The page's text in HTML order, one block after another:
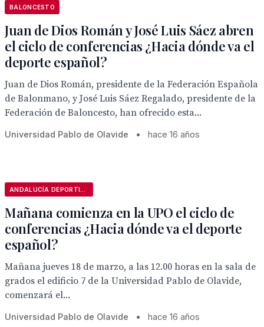
BALONCESTO
Juan de Dios Román y José Luis Sáez abren
el ciclo de conferencias ¿Hacia dónde va el
deporte español?
Juan de Dios Román, presidente de la Federación Española
de Balonmano, y José Luis Sáez Regalado, presidente de la
Federación de Baloncesto, han ofrecido esta...
Universidad Pablo de Olavide • hace 16 años
Mañana comienza en la UPO el ciclo de
conferencias ¿Hacia dónde va el deporte
español?
Mañana jueves 18 de marzo, a las 12.00 horas en la sala de
grados el edificio 7 de la Universidad Pablo de Olavide,
comenzará el...
Universidad Pablo de Olavide • hace 16 años